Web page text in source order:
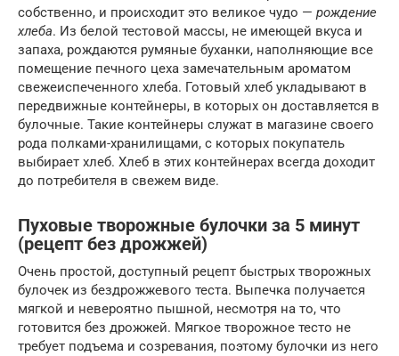
собственно, и происходит это великое чудо — рождение
хлеба. Из белой тестовой массы, не имеющей вкуса и
запаха, рождаются румяные буханки, наполняющие все
помещение печного цеха замечательным ароматом
свежеиспеченного хлеба. Готовый хлеб укладывают в
передвижные контейнеры, в которых он доставляется в
булочные. Такие контейнеры служат в магазине своего
рода полками-хранилищами, с которых покупатель
выбирает хлеб. Хлеб в этих контейнерах всегда доходит
до потребителя в свежем виде.
Пуховые творожные булочки за 5 минут
(рецепт без дрожжей)
Очень простой, доступный рецепт быстрых творожных
булочек из бездрожжевого теста. Выпечка получается
мягкой и невероятно пышной, несмотря на то, что
готовится без дрожжей. Мягкое творожное тесто не
требует подъема и созревания, поэтому булочки из него